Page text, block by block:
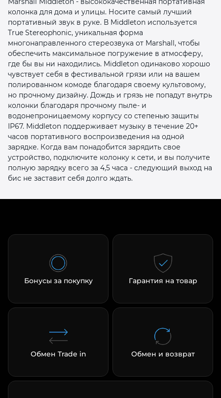
колонка для дома и улицы. Носите самый лучший
портативный звук в руке. В Middleton используется
True Stereophonic, уникальная форма
многонаправленного стереозвука от Marshall, чтобы
обеспечить максимальное погружение в атмосферу,
где бы вы ни находились. Middleton одинаково хорошо
чувствует себя в фестивальной грязи или на вашем
полированном комоде благодаря своему культовому,
но прочному дизайну. Дождь и грязь не попадут внутрь
колонки благодаря прочному пыле- и
водонепроницаемому корпусу со степенью защиты
IP67. Middleton поддерживает музыку в течение 20+
часов портативного воспроизведения на одной
зарядке. Когда вам понадобится зарядить свое
устройство, подключите колонку к сети, и вы получите
полную зарядку всего за 4,5 часа - следующий выход на
бис не заставит себя долго ждать.
Бонусы за покупку Гарантия на товар
Обмен Trade in Обмен и возврат
раз в 2 недели